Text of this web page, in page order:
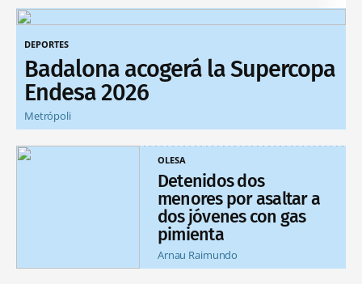
DEPORTES
Badalona acogerá la Supercopa
Endesa 2026
Metrópoli
OLESA
Detenidos dos
menores por asaltar a
dos jóvenes con gas
pimienta
Arnau Raimundo